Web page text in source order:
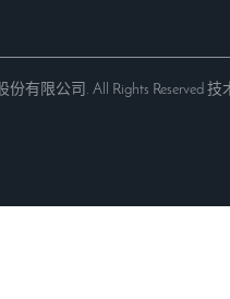
有限公司. All Rights Reserved